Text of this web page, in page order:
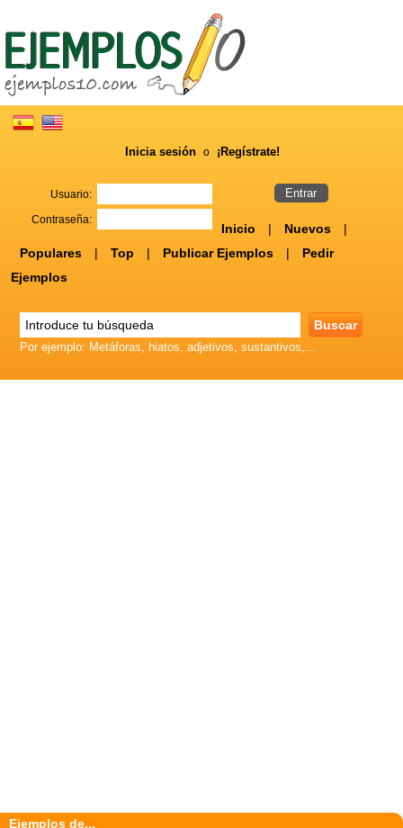
Inicia sesión o ¡Regístrate!
Usuario:
Contraseña:
Inicio | Nuevos
|
Populares
| Top | Publicar Ejemplos |
Pedir
Ejemplos
Por ejemplo: Metáforas, hiatos, adjetivos, sustantivos,...
Ejemplos de...